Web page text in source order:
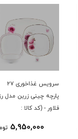
سرویس غذاخوری ۲۷
پارچه چینی زرین مدل رز
فلاور - (کد کالا :
5,950,000